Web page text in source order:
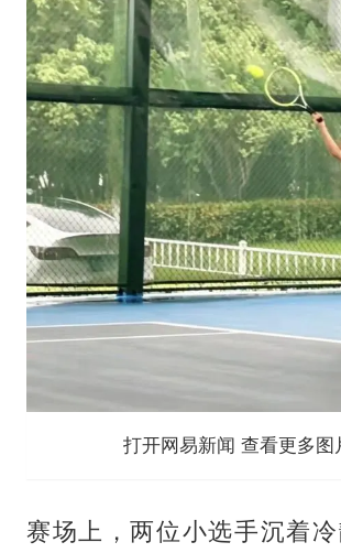
打开网易新闻 查看更多图
赛场上，两位小选手沉着